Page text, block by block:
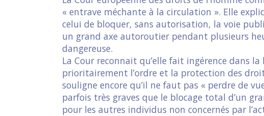
« entrave méchante à la circulation ». Elle
celui de bloquer, sans autorisation, la voie
un grand axe autoroutier pendant plusieurs
dangereuse.
La Cour reconnait qu’elle fait ingérence dans
prioritairement l’ordre et la protection des
souligne encore qu’il ne faut pas « perdre de
parfois très graves que le blocage total d’un
pour les autres individus non concernés par